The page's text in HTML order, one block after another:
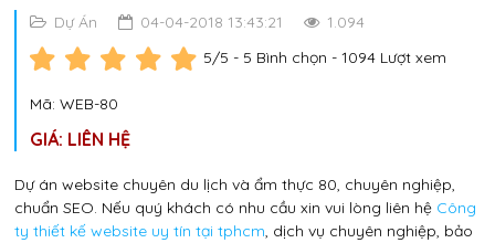
Dự Án 04-04-2018 13:43:21
1.094
5/5 - 5 Bình chọn - 1094 Lượt xem
Mã: WEB-80
GIÁ: LIÊN HỆ
Dự án website chuyên du lịch và ẩm thực 80, chuyên nghiệp,
chuẩn SEO. Nếu quý khách có nhu cầu xin vui lòng liên hệ Công
ty thiết kế website uy tín tại tphcm, dịch vụ chuyên nghiệp, bảo